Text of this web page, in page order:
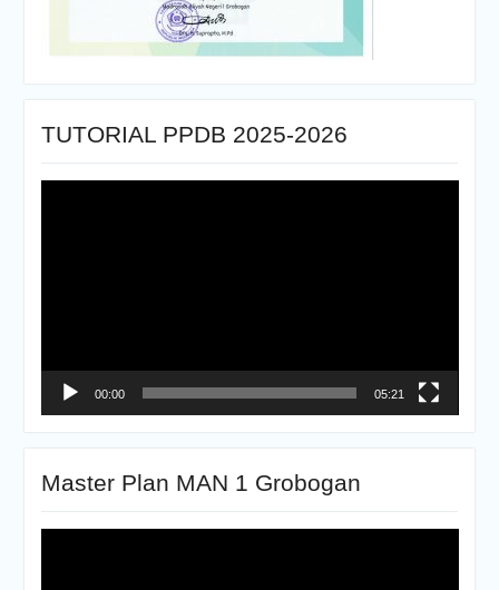
TUTORIAL PPDB 2025-2026
00:00 05:21
Master Plan MAN 1 Grobogan